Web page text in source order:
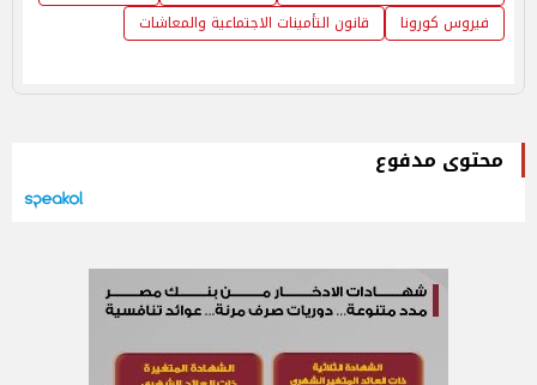
فيروس كورونا
قانون التأمينات الاجتماعية والمعاشات
محتوى مدفوع